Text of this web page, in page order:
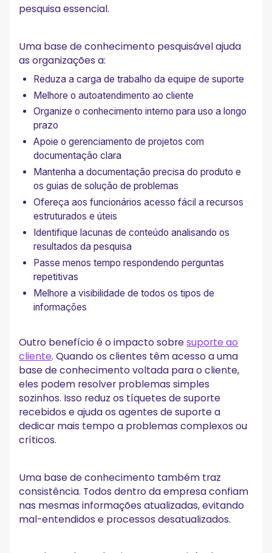
pesquisa essencial.
Uma base de conhecimento pesquisável ajuda
as organizações a:
Reduza a carga de trabalho da equipe de suporte
Melhore o autoatendimento ao cliente
Organize o conhecimento interno para uso a longo
prazo
Apoie o gerenciamento de projetos com
documentação clara
Mantenha a documentação precisa do produto e
os guias de solução de problemas
Ofereça aos funcionários acesso fácil a recursos
estruturados e úteis
Identifique lacunas de conteúdo analisando os
resultados da pesquisa
Passe menos tempo respondendo perguntas
repetitivas
Melhore a visibilidade de todos os tipos de
informações
Outro benefício é o impacto sobresuporte ao
cliente. Quando os clientes têm acesso a uma
base de conhecimento voltada para o cliente,
eles podem resolver problemas simples
sozinhos. Isso reduz os tíquetes de suporte
recebidos e ajuda os agentes de suporte a
dedicar mais tempo a problemas complexos ou
críticos.
Uma base de conhecimento também traz
consistência. Todos dentro da empresa confiam
nas mesmas informações atualizadas, evitando
mal-entendidos e processos desatualizados.